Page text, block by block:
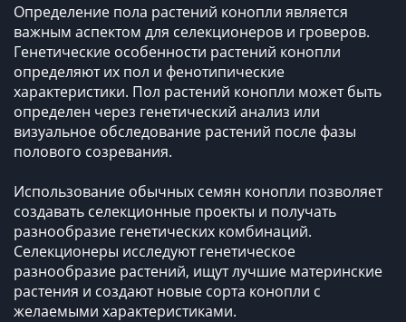
Определение пола растений конопли является
важным аспектом для селекционеров и гроверов.
Генетические особенности растений конопли
определяют их пол и фенотипические
характеристики. Пол растений конопли может быть
определен через генетический анализ или
визуальное обследование растений после фазы
полового созревания.
Использование обычных семян конопли позволяет
создавать селекционные проекты и получать
разнообразие генетических комбинаций.
Селекционеры исследуют генетическое
разнообразие растений, ищут лучшие материнские
растения и создают новые сорта конопли с
желаемыми характеристиками.